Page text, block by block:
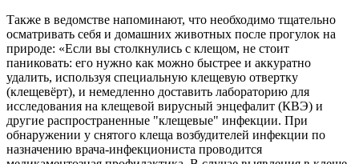
Также в ведомстве напоминают, что необходимо тщательно
осматривать себя и домашних животных после прогулок на
природе: «Если вы столкнулись с клещом, не стоит
паниковать: его нужно как можно быстрее и аккуратно
удалить, используя специальную клещевую отвертку
(клещевёрт), и немедленно доставить лабораторию для
исследования на клещевой вирусный энцефалит (КВЭ) и
другие распространенные "клещевые" инфекции. При
обнаружении у снятого клеща возбудителей инфекции по
назначению врача-инфекциониста проводится